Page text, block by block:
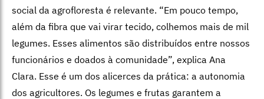
social da agrofloresta é relevante. “Em pouco tempo,
além da fibra que vai virar tecido, colhemos mais de mil
legumes. Esses alimentos são distribuídos entre nossos
funcionários e doados à comunidade”, explica Ana
Clara. Esse é um dos alicerces da prática: a autonomia
dos agricultores. Os legumes e frutas garantem a